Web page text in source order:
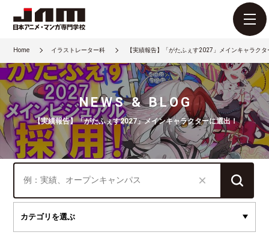
Home イラストレーター科 【実績報告】「がたふぇす2027」メインキャラク
NEWS & BLOG
【実績報告】「がたふぇす2027」メインキャラクターに選出！